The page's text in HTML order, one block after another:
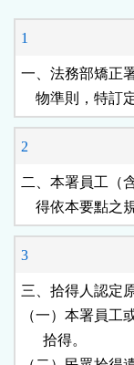
能
按
鈕
1
一、法務部矯正
物準則，特訂
2
二、本署員工（
得依本要點
3
三、拾得人認定
（一）本署員工
      拾得。